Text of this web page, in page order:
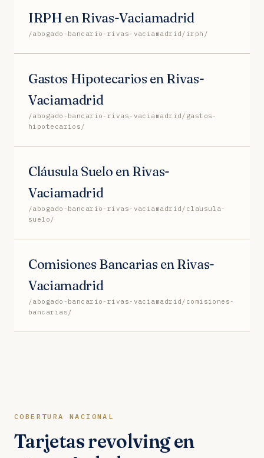
IRPH en Rivas-Vaciamadrid
/abogado-bancario-rivas-vaciamadrid/irph/
Gastos Hipotecarios en Rivas-
Vaciamadrid
/abogado-bancario-rivas-vaciamadrid/gastos-
hipotecarios/
Cláusula Suelo en Rivas-
Vaciamadrid
/abogado-bancario-rivas-vaciamadrid/clausula-
suelo/
Comisiones Bancarias en Rivas-
Vaciamadrid
/abogado-bancario-rivas-vaciamadrid/comisiones-
bancarias/
COBERTURA NACIONAL
Tarjetas revolving en